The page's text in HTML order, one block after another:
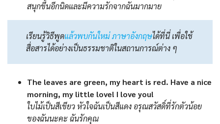
สนุกขึ้นอีกนิดและมีความรักจากฉันมากมาย
เรียนรู้วิธีพูดแล้วพบกันใหม่ ภาษาอังกฤษได้ที่นี่ เพื่อใช้
สื่อสารได้อย่างเป็นธรรมชาติในสถานการณ์ต่าง ๆ
The leaves are green, my heart is red. Have a nice
morning, my little love! I love you!
ใบไม้เป็นสีเขียว หัวใจฉันเป็นสีแดง อรุณสวัสดิ์ที่รักตัวน้อย
ของฉันนะคะ ฉันรักคุณ